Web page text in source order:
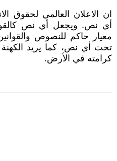
ان الاعلان العالمي لحقوق
أي نص. ويجعل أي نص
معيار حاكم للنصوص
تحت أي نص، كما يريد
كرامته في الأرض.